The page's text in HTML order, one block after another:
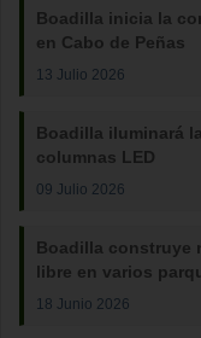
Boadilla inicia la
en Cabo de Peñas
13 Julio 2026
Boadilla iluminará
columnas LED
09 Julio 2026
Boadilla construye
libre en varios
18 Junio 2026